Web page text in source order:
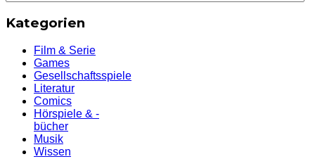
Kategorien
Film & Serie
Games
Gesellschaftsspiele
Literatur
Comics
Hörspiele & -
bücher
Musik
Wissen